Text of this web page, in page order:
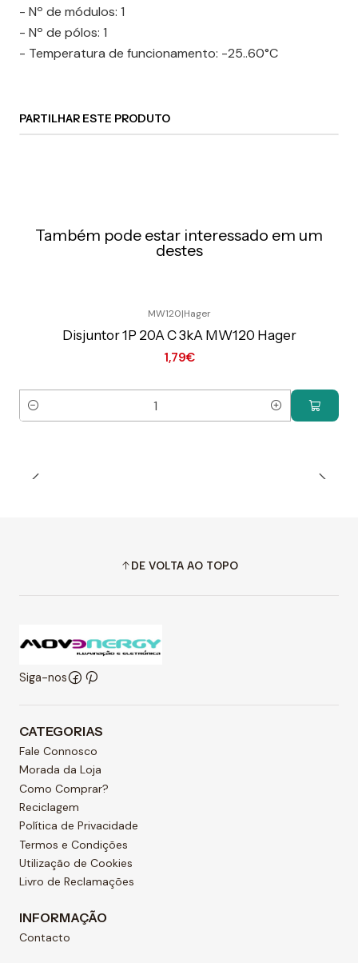
- Nº de módulos: 1
- Nº de pólos: 1
- Temperatura de funcionamento: -25..60°C
PARTILHAR ESTE PRODUTO
Também pode estar interessado em um
destes
MW120|Hager
Disjuntor 1P 20A C 3kA MW120 Hager
1,79€
Quantidade
DE VOLTA AO TOPO
Siga-nos
CATEGORIAS
Fale Connosco
Morada da Loja
Como Comprar?
Reciclagem
Política de Privacidade
Termos e Condições
Utilização de Cookies
Livro de Reclamações
INFORMAÇÃO
Contacto